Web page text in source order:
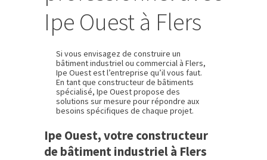
Ipe Ouest à Flers
Si vous envisagez de construire un
bâtiment industriel ou commercial à Flers,
Ipe Ouest est l’entreprise qu’il vous faut.
En tant que constructeur de bâtiments
spécialisé, Ipe Ouest propose des
solutions sur mesure pour répondre aux
besoins spécifiques de chaque projet.
Ipe Ouest, votre constructeur
de bâtiment industriel à Flers